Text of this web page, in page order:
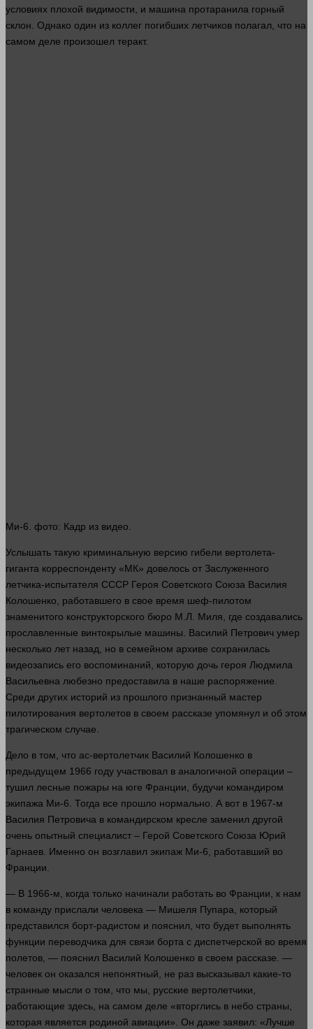
условиях плохой видимости, и машина протаранила горный
склон. Однако один из коллег погибших летчиков полагал, что на
самом деле произошел теракт.
Ми-6. фото: Кадр из видео
Услышать такую криминальную версию гибели вертолета-
гиганта корреспонденту «МК» довелось от Заслуженного
летчика-испытателя СССР Героя Советского Союза Василия
Колошенко, работавшего в свое время шеф-пилотом
знаменитого конструкторского бюро М.Л. Миля, где создавались
прославленные винтокрылые машины . Василий Петрович умер
несколько лет назад, но в семейном архиве сохранилась
видеозапись его воспоминаний, которую дочь героя Людмила
Васильевна любезно предоставила в наше распоряжение.
Среди других историй из прошлого признанный мастер
пилотирования вертолетов в своем рассказе упомянул и об этом
трагическом случае
Дело в том, что ас-вертолетчик Василий Колошенко в
предыдущем 1966 году участвовал в аналогичной операции –
тушил лесные пожары на юге Франции, будучи командиром
экипажа Ми-6. Тогда все прошло нормально. А вот в 1967-м
Василия Петровича в командирском кресле заменил другой
очень опытный специалист – Герой Советского Союза Юрий
Гарнаев. Именно он возглавил экипаж Ми-6, работавший во
Франции.
— В 1966-м, когда только начинали работать во Франции, к нам
в команду прислали человека — Мишеля Пупара, который
представился борт-радистом и пояснил, что будет выполнять
функции переводчика для связи борта с диспетчерской во время
полетов, — пояснил Василий Колошенко в своем рассказе. —
человек он оказался непонятный, не раз высказывал какие-то
странные мысли о том, что мы, русские вертолетчики,
работающие здесь , на самом деле «вторглись в небо страны
которая является родиной авиации». Он даже заявил: «Лучше